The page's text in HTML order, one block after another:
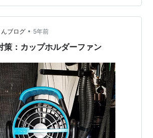
ブログ • 5年前
策：カップホルダーファン